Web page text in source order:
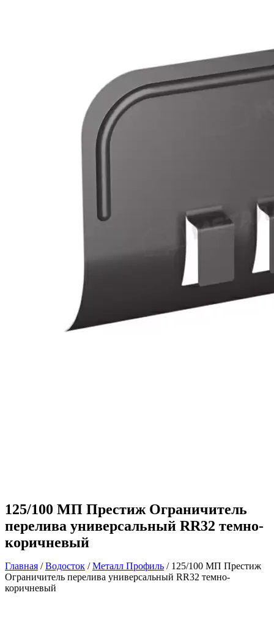
125/100 МП Престиж Ограничитель
перелива универсальный RR32 темно-
коричневый
Главная /Водосток /Металл Профиль / 125/100 МП Престиж
Ограничитель перелива универсальный RR32 темно-
коричневый